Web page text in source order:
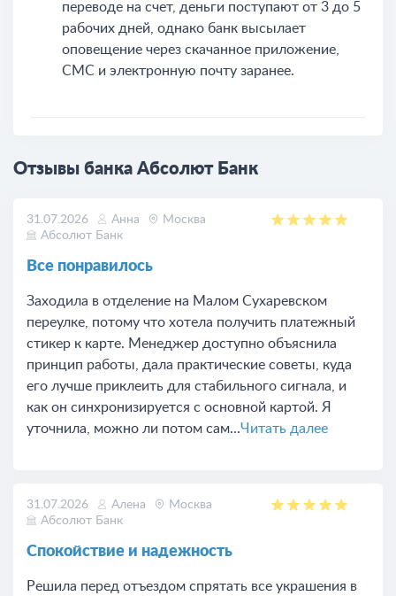
переводе на счет, деньги поступают от 3 до 5
рабочих дней, однако банк высылает
оповещение через скачанное приложение,
СМС и электронную почту заранее.
Отзывы банка Абсолют Банк
31.07.2026 Анна
Москва
Абсолют Банк
Все понравилось
Заходила в отделение на Малом Сухаревском
переулке, потому что хотела получить платежный
стикер к карте. Менеджер доступно объяснила
принцип работы, дала практические советы, куда
его лучше приклеить для стабильного сигнала, и
как он синхронизируется с основной картой. Я
уточнила, можно ли потом сам...Читать далее
31.07.2026 Алена
Москва
Абсолют Банк
Спокойствие и надежность
Решила перед отъездом спрятать все украшения в